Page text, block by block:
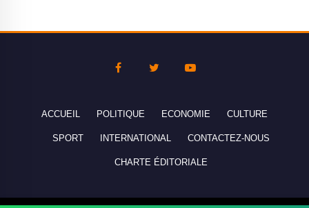
ACCUEIL POLITIQUE ECONOMIE CULTURE
SPORT INTERNATIONAL CONTACTEZ-NOUS
CHARTE ÉDITORIALE